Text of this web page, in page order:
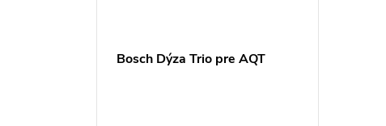
Bosch Dýza Trio pre AQT